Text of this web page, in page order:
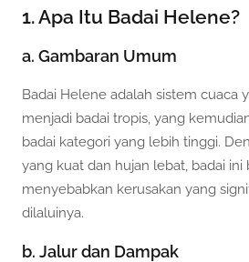
1. Apa Itu Badai Helene?
a. Gambaran Umum
Badai Helene adalah sistem cuaca
menjadi badai tropis, yang
badai kategori yang lebih tinggi.
yang kuat dan hujan lebat, badai ini
menyebabkan kerusakan yang
dilaluinya.
b. Jalur dan Dampak